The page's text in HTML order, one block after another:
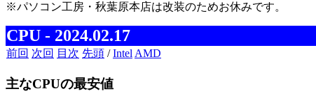
※パソコン工房・秋葉原本店は改装のためお休みです。
CPU - 2024.02.17
前回 次回 目次 先頭 /Intel AMD
主なCPUの最安値